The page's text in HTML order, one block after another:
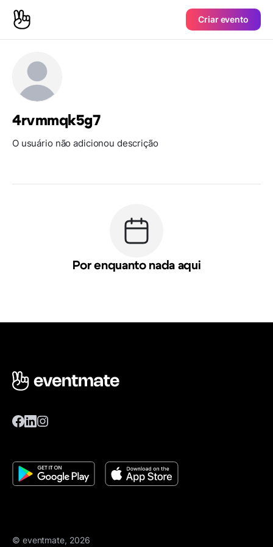
Criar evento
4rvmmqk5g7
O usuário não adicionou descrição
Por enquanto nada aqui
© eventmate, 2026